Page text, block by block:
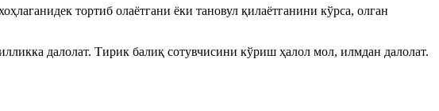
тортиб олаётгани ёки тановул қилаётганини кўрса, олган
далолат. Тирик балиқ сотувчисини кўриш ҳалол мол, илмдан далолат.